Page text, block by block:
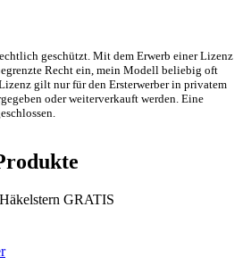
geschützt. Mit dem Erwerb einer Lizenz
Recht ein, mein Modell beliebig oft
gilt nur für den Ersterwerber in privatem
oder weiterverkauft werden. Eine